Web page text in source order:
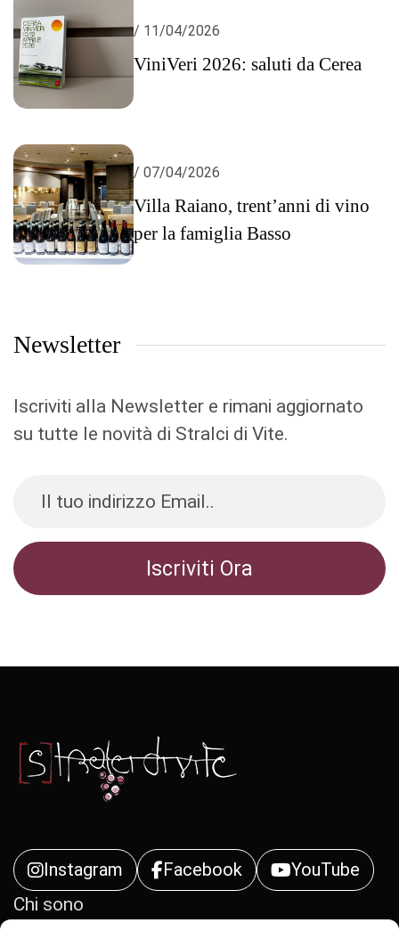
/ 11/04/2026
ViniVeri 2026: saluti da Cerea
/ 07/04/2026
Villa Raiano, trent’anni di vino
per la famiglia Basso
Newsletter
Iscriviti alla Newsletter e rimani aggiornato
su tutte le novità di Stralci di Vite.
Instagram Facebook
YouTube
Chi sono